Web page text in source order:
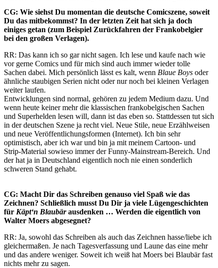
CG: Wie siehst Du momentan die deutsche Comicszene, soweit
Du das mitbekommst? In der letzten Zeit hat sich ja doch
einiges getan (zum Beispiel Zurückfahren der Frankobelgier
bei den großen Verlagen).
RR: Das kann ich so gar nicht sagen. Ich lese und kaufe nach wie
vor gerne Comics und für mich sind auch immer wieder tolle
Sachen dabei. Mich persönlich lässt es kalt, wenn Blaue Boys oder
ähnliche staubigen Serien nicht oder nur noch bei kleinen Verlagen
weiter laufen.
Entwicklungen sind normal, gehören zu jedem Medium dazu. Und
wenn heute keiner mehr die klassischen frankobelgischen Sachen
und Superhelden lesen will, dann ist das eben so. Stattdessen tut sich
in der deutschen Szene ja recht viel. Neue Stile, neue Erzählweisen
und neue Veröffentlichungsformen (Internet). Ich bin sehr
optimistisch, aber ich war und bin ja mit meinem Cartoon- und
Strip-Material sowieso immer der Funny-Mainstream-Bereich. Und
der hat ja in Deutschland eigentlich noch nie einen sonderlich
schweren Stand gehabt.
CG: Macht Dir das Schreiben genauso viel Spaß wie das
Zeichnen? Schließlich musst Du Dir ja viele Lügengeschichten
für Käpt‘n Blaubärausdenken … Werden die eigentlich von
Walter Moers abgesegnet?
RR: Ja, sowohl das Schreiben als auch das Zeichnen hasse/liebe ich
gleichermaßen. Je nach Tagesverfassung und Laune das eine mehr
und das andere weniger. Soweit ich weiß hat Moers bei Blaubär fast
nichts mehr zu sagen.